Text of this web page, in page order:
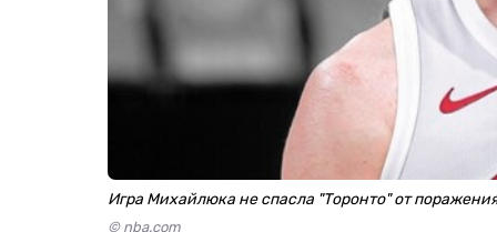
Игра Михайлюка не спасла "Торонто" от
© nba.com